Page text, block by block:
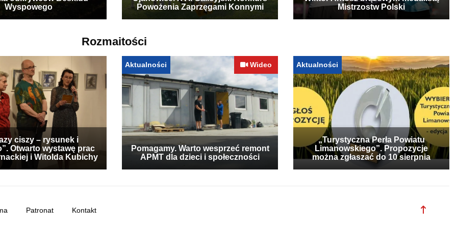
Wyspowego
Powożenia Zaprzęgami Konnymi
Mistrzostw Polski
Rozmaitości
ciszy – rysunek i
Otwarto wystawę prac
i Witolda Kubichy
Aktualności Wideo
Pomagamy. Warto wesprzeć remont
APMT dla dzieci i społeczności
Aktualności
„Turystyczna Perła Powiatu
Limanowskiego”. Propozycje
można zgłaszać do 10 sierpnia
Patronat Kontakt